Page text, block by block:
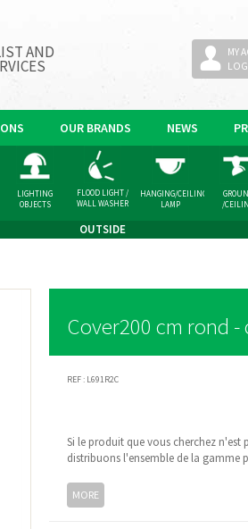
AND
MY
OUR BRANDS NEWS
OUTSIDE
LIGHTING
OBJECTS
FLOOD LIGHT /
WALL WASHER
HANGING/CEILING
LAMP
/
Cover200 cm rond -
REF : L691R2C
Si le produit que vous cherchez n'est
distribuons l'ensemble de la gamme
MORE